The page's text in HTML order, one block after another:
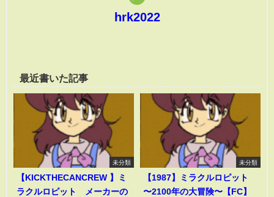
hrk2022
最近書いた記事
未分類
【KICKTHECANCREW 】ミ
ラクルロピット メーカーの
未分類
【1987】ミラクルロピット
〜2100年の大冒険〜【FC】